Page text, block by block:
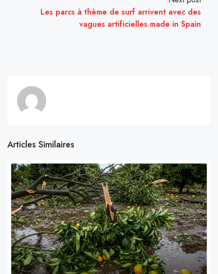
Les parcs à thème de surf arrivent avec des
vagues artificielles made in Spain
Articles Similaires